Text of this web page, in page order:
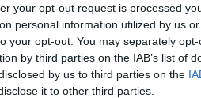
your opt-out request is processed
personal information utilized by us
your opt-out. You may separately
by third parties on the IAB’s list of
by us to third parties on the
it to other third parties.